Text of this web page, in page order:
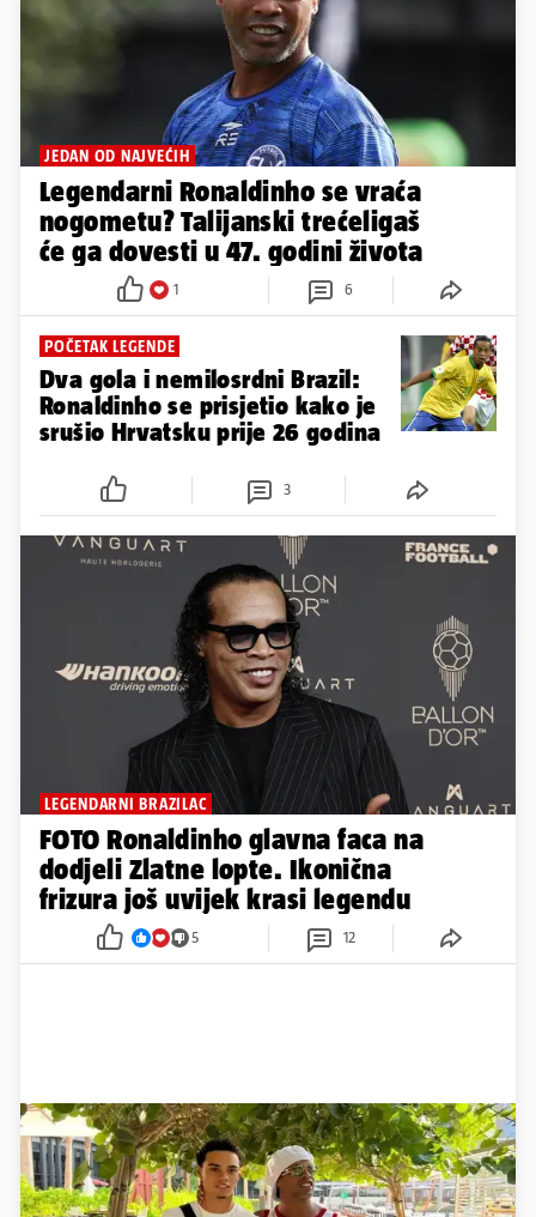
JEDAN OD NAJVEĆIH
Legendarni Ronaldinho se vraća
nogometu? Talijanski trećeligaš
će ga dovesti u 47. godini života
1 6
POČETAK LEGENDE
Dva gola i nemilosrdni Brazil:
Ronaldinho se prisjetio kako je
srušio Hrvatsku prije 26 godina
3
LEGENDARNI BRAZILAC
FOTO Ronaldinho glavna faca na
dodjeli Zlatne lopte. Ikonična
frizura još uvijek krasi legendu
5 12